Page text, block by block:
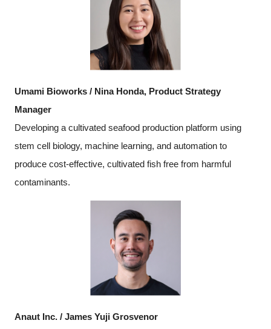
Umami Bioworks / Nina Honda, Product Strategy
Manager
Developing a cultivated seafood production platform using
stem cell biology, machine learning, and automation to
produce cost-effective, cultivated fish free from harmful
contaminants.
Anaut Inc. / James Yuji Grosvenor